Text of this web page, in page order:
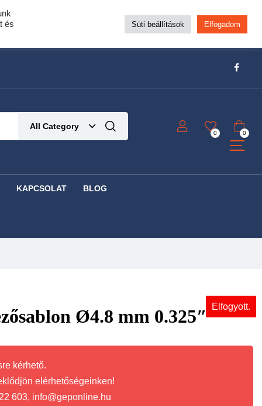
Részletek ide kattintva!
All Category
0 0
KAPCSOLAT BLOG
Elfogyott.
Ø4.8 mm 0.325″
kérhető.
elérhetőségeinken!
603, info@geponline.hu
és
Süti beállítások Elfogadom